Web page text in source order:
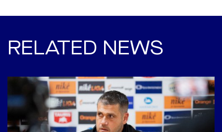
RELATED NEWS